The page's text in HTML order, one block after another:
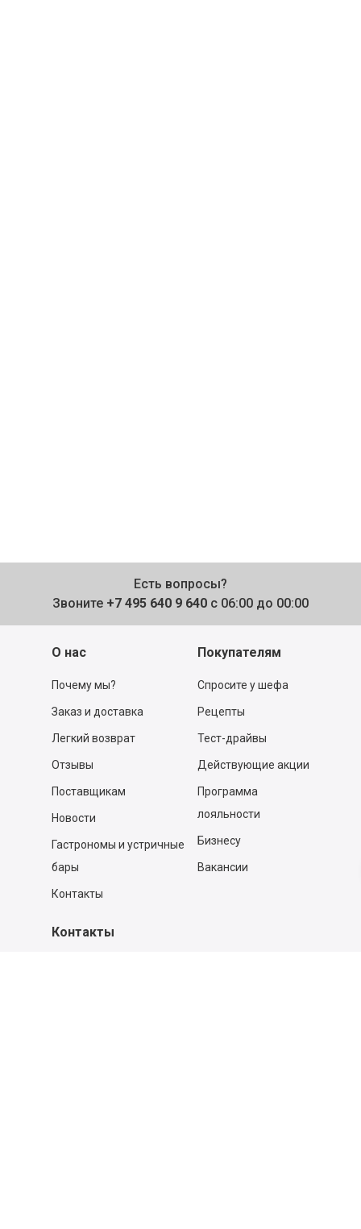
Есть вопросы?
Звоните +7 495 640 9 640 с 06:00 до 00:00
О нас
Почему мы?
Заказ и доставка
Легкий возврат
Отзывы
Поставщикам
Новости
Гастрономы и устричные
бары
Контакты
Покупателям
Спросите у шефа
Рецепты
Тест-драйвы
Действующие акции
Программа
лояльности
Бизнесу
Вакансии
Контакты